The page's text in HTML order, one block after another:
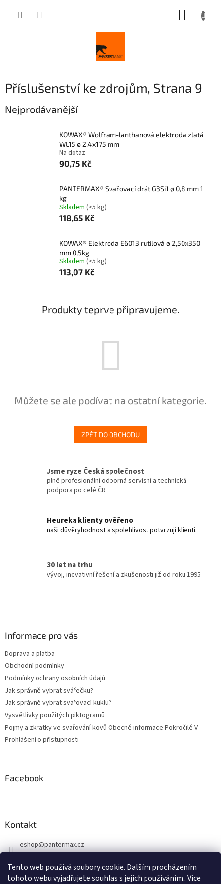
Tento web používá soubory cookie. Dalším procházením
tohoto webu vyjadřujete souhlas s jejich používáním.. Více
Příslušenství ke zdrojům, Strana 9
Nejprodávanější
KOWAX® Wolfram-lanthanová elektroda zlatá
WL15 ø 2,4x175 mm
Na dotaz
90,75 Kč
PANTERMAX® Svařovací drát G3Si1 ø 0,8 mm 1
kg
Skladem (>5 kg)
118,65 Kč
KOWAX® Elektroda E6013 rutilová ø 2,50x350
mm 0,5kg
Skladem (>5 kg)
113,07 Kč
Produkty teprve připravujeme.
Můžete se ale podívat na ostatní kategorie.
ZPĚT DO OBCHODU
Jsme ryze Česká společnost
plně profesionální odborná servisní a technická
podpora po celé ČR
Heureka klienty ověřeno
naši důvěryhodnost a spolehlivost potvrzují klienti.
30 let na trhu
vývoj, inovativní řešení a zkušenosti již od roku 1995
Informace pro vás
Doprava a platba
Obchodní podmínky
Podmínky ochrany osobních údajů
Jak správně vybrat svářečku?
Jak správně vybrat svařovací kuklu?
Vysvětlivky použitých piktogramů
Pojmy a zkratky ve svařování kovů Obecné informace Pokročilé V
Prohlášení o přístupnosti
Facebook
Kontakt
eshop@pantermax.cz
https://www.facebook.com/pantermax.cz